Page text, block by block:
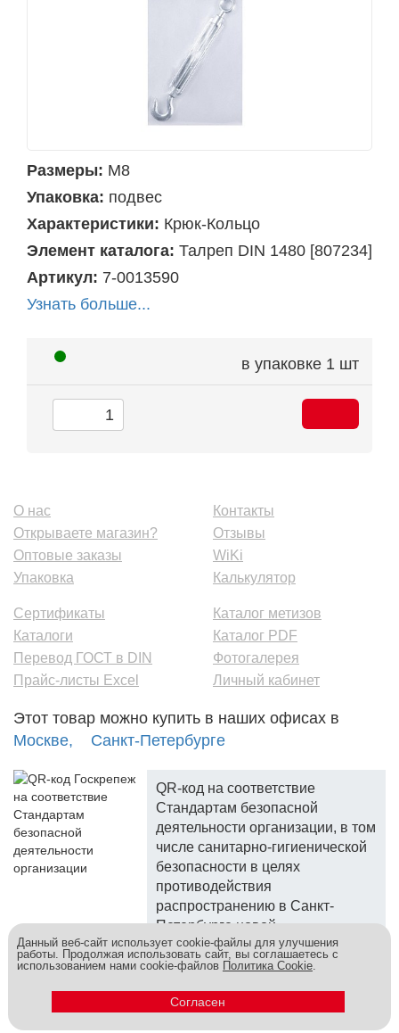
Размеры: М8
Упаковка: подвес
Характеристики: Крюк-Кольцо
Элемент каталога: Талреп DIN 1480 [807234]
Артикул: 7-0013590
Узнать больше...
в упаковке 1 шт
О нас
Открываете магазин?
Оптовые заказы
Упаковка
Контакты
Отзывы
WiKi
Калькулятор
Сертификаты
Каталоги
Перевод ГОСТ в DIN
Прайс-листы Excel
Каталог метизов
Каталог PDF
Фотогалерея
Личный кабинет
Этот товар можно купить в наших офисах в
Москве,
Санкт-Петербурге
QR-код на соответствие
Стандартам безопасной
деятельности организации, в том
числе санитарно-гигиенической
безопасности в целях
противодействия
распространению в Санкт-
Петербурге новой
коронавирусной инфекции.
Метизы и крепеж оптом - это к нам! © 2026
Данный веб-сайт использует cookie-файлы для улучшения
работы. Продолжая использовать сайт, вы соглашаетесь с
использованием нами cookie-файлов Политика Cookie.
Согласен